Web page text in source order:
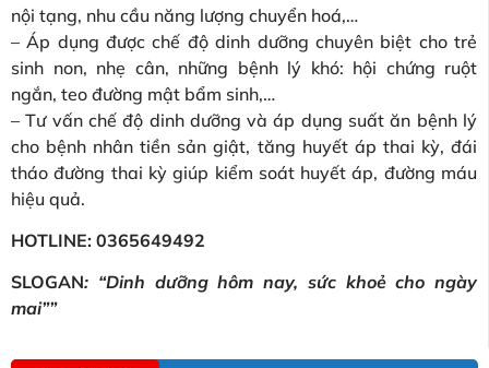
nội tạng, nhu cầu năng lượng chuyển hoá,…
– Áp dụng được chế độ dinh dưỡng chuyên biệt cho trẻ
sinh non, nhẹ cân, những bệnh lý khó: hội chứng ruột
ngắn, teo đường mật bẩm sinh,…
– Tư vấn chế độ dinh dưỡng và áp dụng suất ăn bệnh lý
cho bệnh nhân tiền sản giật, tăng huyết áp thai kỳ, đái
tháo đường thai kỳ giúp kiểm soát huyết áp, đường máu
hiệu quả.
HOTLINE: 0365649492
SLOGAN: “Dinh dưỡng hôm nay, sức khoẻ cho ngày
mai””